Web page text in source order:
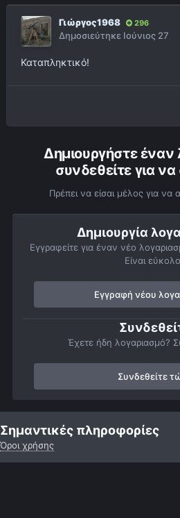
Γιώργος1968 296
Δημοσιεύτηκε Ιούνιος 27
Καταπληκτικό!
Δημιουργήστε έναν
συνδεθείτε για
Πρέπει να είσαι μέλος για να
Δημιουργία
Εγγραφείτε για έναν νέο
Είναι
Εγγραφή νέου
Έχετε ήδη λογαριασμό?
Συνδεθείτε
Αρχή Αστροφωτογραφίες
Σημαντικές πληροφορίες
Όροι χρήσης
Forum